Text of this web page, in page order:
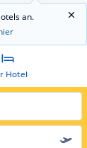
an.
Hotel